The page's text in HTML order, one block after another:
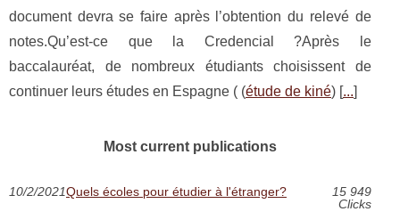
document devra se faire après l’obtention du relevé de
notes.Qu’est-ce que la Credencial ?Après le
baccalauréat, de nombreux étudiants choisissent de
continuer leurs études en Espagne ( (étude de kiné) [...]
Most current publications
10/2/2021Quels écoles pour étudier à l'étranger?
15 949
Clicks